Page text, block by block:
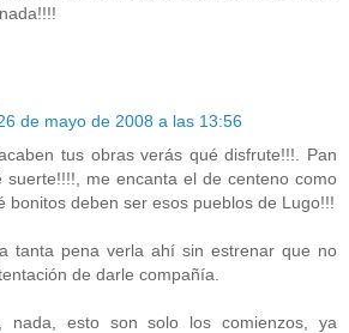
de mayo de 2008 a las 13:56
tus obras verás qué disfrute!!!. Pan
suerte!!!!, me encanta el de centeno como
bonitos deben ser esos pueblos de Lugo!!!
tanta pena verla ahí sin estrenar que no
de darle compañía.
nada, esto son solo los comienzos, ya